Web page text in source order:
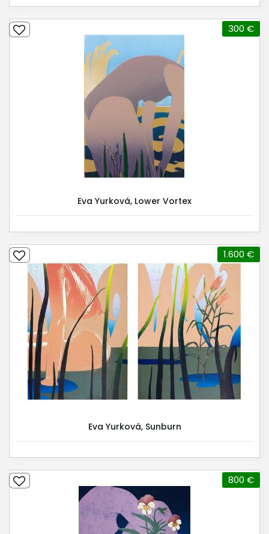
Eva Yurková, Lower Vortex
300 €
Eva Yurková, Sunburn
1.600 €
800 €